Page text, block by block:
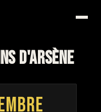
D'ARSÈNE